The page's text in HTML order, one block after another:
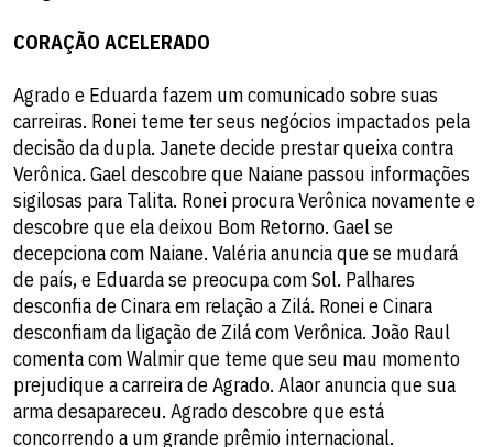
CORAÇÃO ACELERADO
Agrado e Eduarda fazem um comunicado sobre suas
carreiras. Ronei teme ter seus negócios impactados pela
decisão da dupla. Janete decide prestar queixa contra
Verônica. Gael descobre que Naiane passou informações
sigilosas para Talita. Ronei procura Verônica novamente e
descobre que ela deixou Bom Retorno. Gael se
decepciona com Naiane. Valéria anuncia que se mudará
de país, e Eduarda se preocupa com Sol. Palhares
desconfia de Cinara em relação a Zilá. Ronei e Cinara
desconfiam da ligação de Zilá com Verônica. João Raul
comenta com Walmir que teme que seu mau momento
prejudique a carreira de Agrado. Alaor anuncia que sua
arma desapareceu. Agrado descobre que está
concorrendo a um grande prêmio internacional.